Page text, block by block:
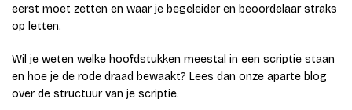
eerst moet zetten en waar je begeleider en beoordelaar straks
op letten.
Wil je weten welke hoofdstukken meestal in een scriptie staan
en hoe je de rode draad bewaakt? Lees dan onze aparte blog
over de structuur van je scriptie.